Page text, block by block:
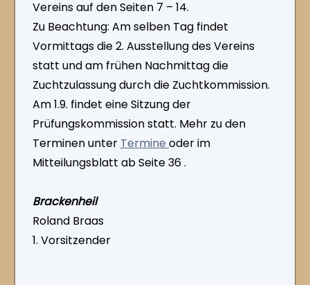
Vereins auf den Seiten 7 – 14.
Zu Beachtung: Am selben Tag findet
Vormittags die 2. Ausstellung des Vereins
statt und am frühen Nachmittag die
Zuchtzulassung durch die Zuchtkommission.
Am 1.9. findet eine Sitzung der
Prüfungskommission statt. Mehr zu den
Terminen unter Termine oder im
Mitteilungsblatt ab Seite 36 .
Brackenheil
Roland Braas
1. Vorsitzender